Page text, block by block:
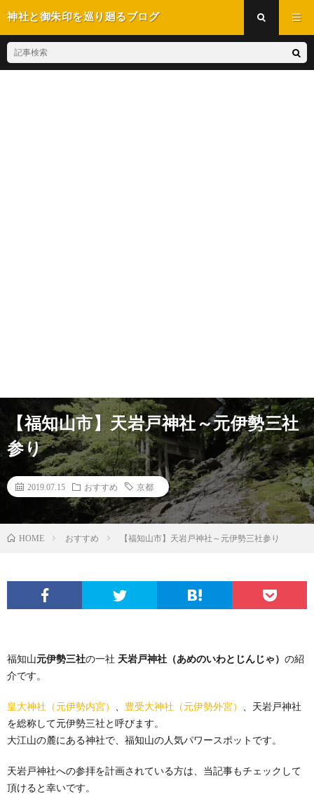
神社と御朱印を巡り廻るブログ
【福知山市】天岩戸神社～元伊勢三社
参り
2019.07.15 おすすめ 京都
HOME おすすめ 【福知山市】天岩戸神社～元伊勢三社参り
福知山元伊勢三社の一社 天岩戸神社（あめのいわとじんじゃ） の紹
介です。
皇大神社（元伊勢内宮） 、 豊受大神社（元伊勢外宮） 、天岩戸神社
を総称して元伊勢三社と呼びます。
大江山の麓にある神社で、福知山の人気パワースポットです。
天岩戸神社への参拝を計画されている方は、当記事もチェックして
頂けると幸いです。